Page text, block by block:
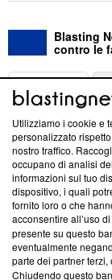
Blasting
contro le
ABOUT
Questa sezione
News, sui nostri
creare news di
‘Trust Project -
ancora membro
parte; Trust
conformità agli
Su di noi
Utilizziamo i cookie e
personalizzato
nostro traffico.
occupano di analisi
informazioni sul tuo
dispositivo, i quali
fornito loro o che
acconsentire all’uso
presente su questo
eventualmente
parte dei partner
Chiudendo questo